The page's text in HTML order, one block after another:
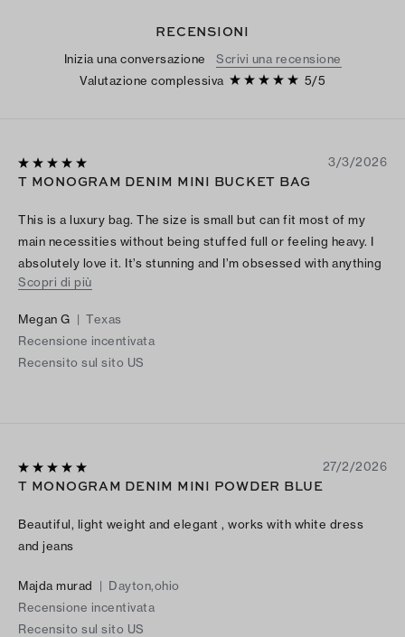
RECENSIONI
Inizia una conversazione
Scrivi una recensione
Valutazione complessiva
5/5
3/3/2026
T MONOGRAM DENIM MINI BUCKET BAG
This is a luxury bag. The size is small but can fit most of my
main necessities without being stuffed full or feeling heavy. I
absolutely love it. It’s stunning and I’m obsessed with anything
denim. I receive compliments on it all the time. It’s definitely
you do the same.
Scopri di più
Megan G | Texas
Recensione incentivata
Recensito sul sito US
27/2/2026
T MONOGRAM DENIM MINI POWDER BLUE
Beautiful, light weight and elegant , works with white dress
and jeans
Majda murad | Dayton,ohio
Recensione incentivata
Recensito sul sito US